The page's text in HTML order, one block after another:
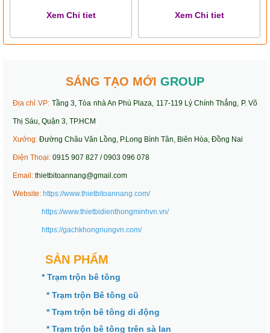
Xem Chi tiet Xem Chi tiet
SÁNG TẠO MỚI GROUP
Địa chỉ VP: Tầng 3, Tòa nhà An Phú Plaza, 117-119 Lý Chính Thắng, P. Võ
Thị Sáu, Quận 3, TP.HCM
Xưởng: Đường Châu Văn Lồng, P.Long Bình Tân, Biên Hòa, Đồng Nai
Điện Thoại: 0915 907 827 / 0903 096 078
Email: thietbitoannang@gmail.com
Website: https://www.thietbitoannang.com/
https://www.thietbidienthongminhvn.vn/
https://gachkhongnungvn.com/
SẢN PHẨM
* Trạm trộn bê tông
* Trạm trộn Bê tông cũ
* Trạm trộn bê tông di động
* Trạm trộn bê tông trên sà lan